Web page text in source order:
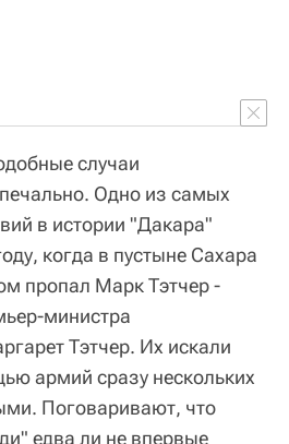
случаи
Одно из самых
в истории "Дакара"
когда в пустыне Сахара
пропал Марк Тэтчер -
министра
Тэтчер. Их искали
армий сразу нескольких
Поговаривают, что
едва ли не впервые